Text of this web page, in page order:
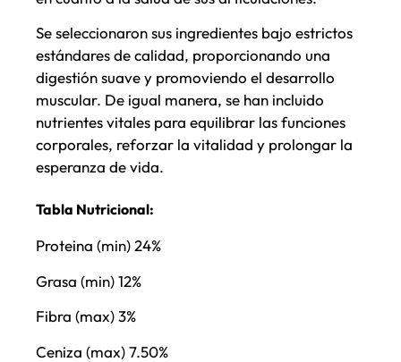
Se seleccionaron sus ingredientes bajo estrictos
estándares de calidad, proporcionando una
digestión suave y promoviendo el desarrollo
muscular. De igual manera, se han incluido
nutrientes vitales para equilibrar las funciones
corporales, reforzar la vitalidad y prolongar la
esperanza de vida.
Tabla Nutricional:
Proteina (min) 24%
Grasa (min) 12%
Fibra (max) 3%
Ceniza (max) 7.50%